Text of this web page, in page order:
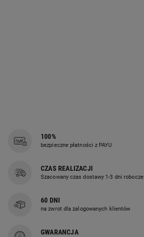
100%
bezpieczne płatności z PAYU
CZAS REALIZACJI
Szacowany czas dostawy 1-3 dni robocze
60 DNI
na zwrot dla zalogowanych klientów
GWARANCJA